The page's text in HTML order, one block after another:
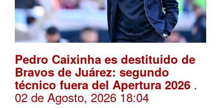
Pedro Caixinha es destituido de
Bravos de Juárez: segundo
técnico fuera del Apertura 2026 .
02 de Agosto, 2026 18:04